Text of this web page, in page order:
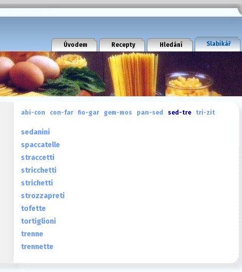
Úvodem Recepty Hledání Slabikář
abi-con con-far fio-gar gem-mos pan-sed sed-tre tri-zit
sedanini
spaccatelle
straccetti
stricchetti
strichetti
strozzapreti
tofette
tortiglioni
trenne
trennette